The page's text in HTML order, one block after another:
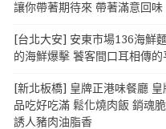
讓你帶著期待來 帶著滿意回味
[台北大安] 安東市場136海鮮
的海鮮爆擊 饕客間口耳相傳的
[新北板橋] 皇牌正港味餐廳
品吃好吃滿 鬆化燒肉飯 銷魂
誘人豬肉油脂香